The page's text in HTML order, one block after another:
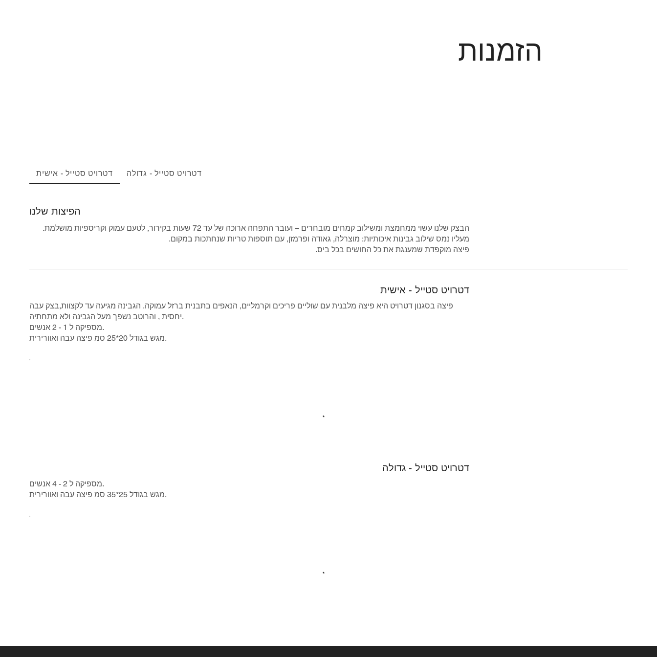
הזמנות
הפיצות שלנו
הבצק שלנו עשוי ממחמצת ומשילוב קמחים מובחרים – ועובר התפחה ארוכה של עד 72 שעות בקירור, לטעם עמוק וקריספיות מושלמת.
מעליו נמס שילוב גבינות איכותיות: מוצרלה, גאודה ופרמזן, עם תוספות טריות שנחתכות במקום.
פיצה מוקפדת שמענגת את כל החושים בכל ביס.
דטרויט סטייל - אישית
פיצה בסגנון דטרויט היא פיצה מלבנית עם שוליים פריכים וקרמליים, הנאפים בתבנית ברזל עמוקה. הגבינה מגיעה עד לקצוות,בצק עבה
יחסית , והרוטב נשפך מעל הגבינה ולא מתחתיה.
מספיקה ל 1 - 2 אנשים.
מגש בגודל 20*25 סמ פיצה עבה ואוורירית.
דטרויט סטייל - גדולה
מספיקה ל 2 - 4 אנשים.
מגש בגודל 25*35 סמ פיצה עבה ואוורירית.
דטרויט סטייל - אישית דטרויט סטייל - גדולה